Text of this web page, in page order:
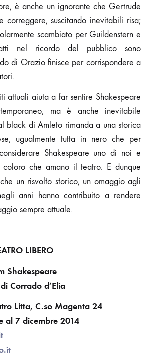
è anche un ignorante che Gertrude
correggere, suscitando inevitabili risa;
scambiato per Guildenstern e
nel ricordo del pubblico sono
di Orazio finisce per corrispondere a
attuali aiuta a far sentire Shakespeare
ma è anche inevitabile
black di Amleto rimanda a una storica
ugualmente tutta in nero che per
Shakespeare uno di noi e
che amano il teatro. E dunque
un risvolto storico, un omaggio agli
anni hanno contribuito a rendere
sempre attuale.
LIBERO
Shakespeare
Corrado d’Elia
Litta, C.so Magenta 24
al 7 dicembre 2014